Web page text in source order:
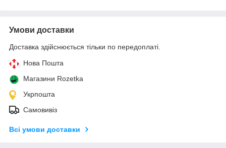
Умови доставки
Доставка здійснюється тільки по передоплаті.
Нова Пошта
Магазини Rozetka
Укрпошта
Самовивіз
Всі умови доставки